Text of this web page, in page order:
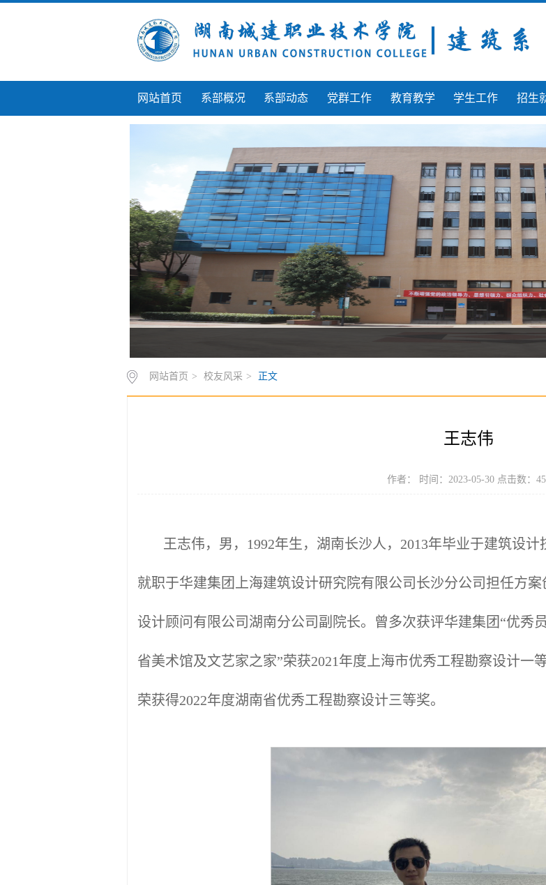
网站首页 系部概况 系部动态 党群工作 教育教学 学生工作 招生
网站首页 > 校友风采 > 正文
王志伟
作者： 时间：2023-05-30 点击数：
王志伟，男，1992年生，湖南长沙人，2013年毕业于建筑设计
就职于华建集团上海建筑设计研究院有限公司长沙分公司担任方
设计顾问有限公司湖南分公司副院长。曾多次获评华建集团“优秀
省美术馆及文艺家之家”荣获2021年度上海市优秀工程勘察设计一
荣获得2022年度湖南省优秀工程勘察设计三等奖。